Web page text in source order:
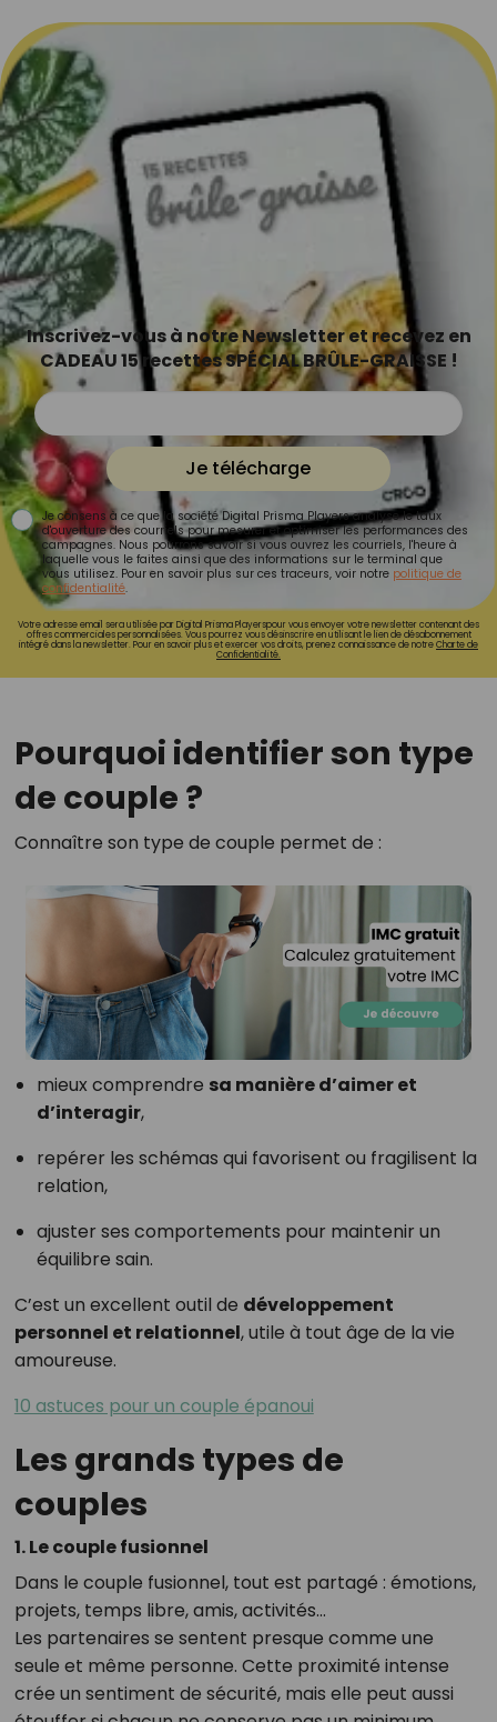
Inscrivez-vous à notre Newsletter et recevez en
CADEAU 15 recettes SPÉCIAL BRÛLE-GRAISSE !
Je télécharge
Je consens à ce que la société Digital Prisma Players analyse le taux
d'ouverture des courriels pour mesurer et optimiser les performances des
campagnes. Nous pourrons savoir si vous ouvrez les courriels, l'heure à
laquelle vous le faites ainsi que des informations sur le terminal que
vous utilisez. Pour en savoir plus sur ces traceurs, voir notre politique de
confidentialité.
Votre adresse email sera utilisée par Digital Prisma Playerspour vous envoyer votre newsletter contenant des
offres commerciales personnalisées. Vous pourrez vous désinscrire en utilisant le lien de désabonnement
intégré dans la newsletter. Pour en savoir plus et exercer vos droits, prenez connaissance de notreCharte de
Confidentialité.
Pourquoi identifier son type
de couple ?
Connaître son type de couple permet de :
mieux comprendre sa manière d’aimer et
d’interagir,
repérer les schémas qui favorisent ou fragilisent la
relation,
ajuster ses comportements pour maintenir un
équilibre sain.
C’est un excellent outil de développement
personnel et relationnel, utile à tout âge de la vie
amoureuse.
10 astuces pour un couple épanoui
Les grands types de
couples
1. Le couple fusionnel
Dans le couple fusionnel, tout est partagé : émotions,
projets, temps libre, amis, activités…
Les partenaires se sentent presque comme une
seule et même personne. Cette proximité intense
crée un sentiment de sécurité, mais elle peut aussi